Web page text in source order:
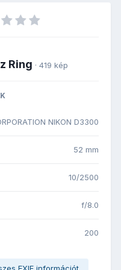
Ring · 419 kép
NIKON D3300
52 mm
10/2500
f/8.0
200
EXIF információt